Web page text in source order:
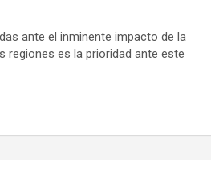
ante el inminente impacto de la
regiones es la prioridad ante este